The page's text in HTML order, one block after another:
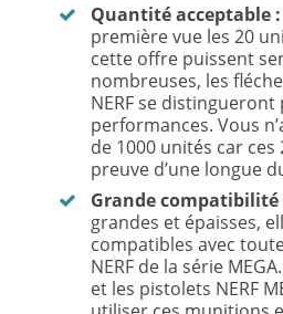
Quantité acceptable :
première vue les 20
cette offre puissent
nombreuses, les
NERF se distingueront
performances. Vous
de 1000 unités car
preuve d’une longue
Grande compatibilité
grandes et épaisses,
compatibles avec
NERF de la série
et les pistolets NERF